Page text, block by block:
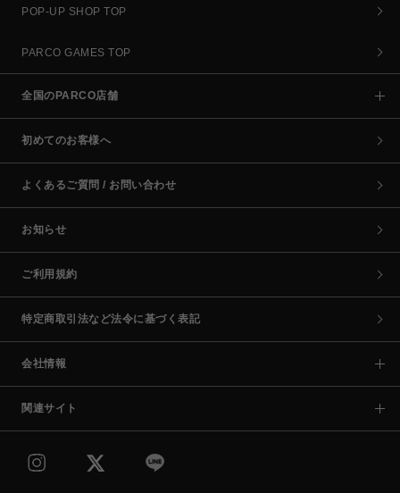
POP-UP SHOP TOP
PARCO GAMES TOP
全国のPARCO店舗
初めてのお客様へ
よくあるご質問 / お問い合わせ
お知らせ
ご利用規約
特定商取引法など法令に基づく表記
会社情報
関連サイト